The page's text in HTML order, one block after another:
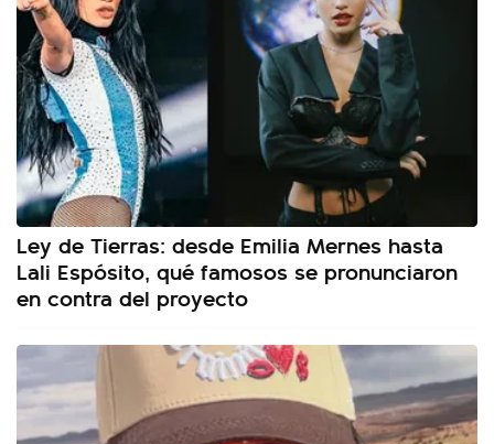
Ley de Tierras: desde Emilia Mernes hasta
Lali Espósito, qué famosos se pronunciaron
en contra del proyecto